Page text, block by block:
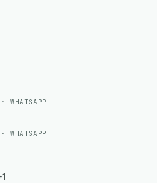
WHATSAPP
WHATSAPP